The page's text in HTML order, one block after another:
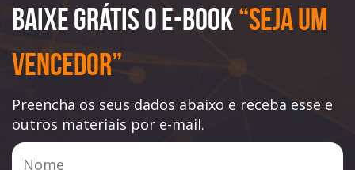
Baixe Grátis o e-book“Seja Um
Vencedor”
Preencha os seus dados abaixo e receba esse e
outros materiais por e-mail.